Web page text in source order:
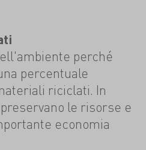
perché
percentuale
riciclati. In
le risorse e
economia